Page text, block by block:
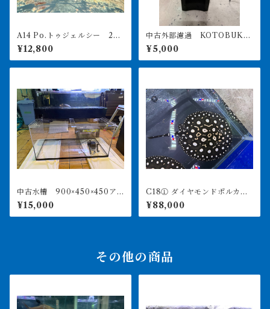
A14 Po.トゥジェルシー 20
㎝前後
¥12,800
中古外部濾過 KOTOBUKI
POWERBOX V1200 引き取
り限定
¥5,000
中古水槽 900×450×450ア
クリル水槽 上部濾過セット
¥15,000
C18① ダイヤモンドポルカ
アルビノヘテロ 体盤16㎝前
後 ♀
¥88,000
その他の商品